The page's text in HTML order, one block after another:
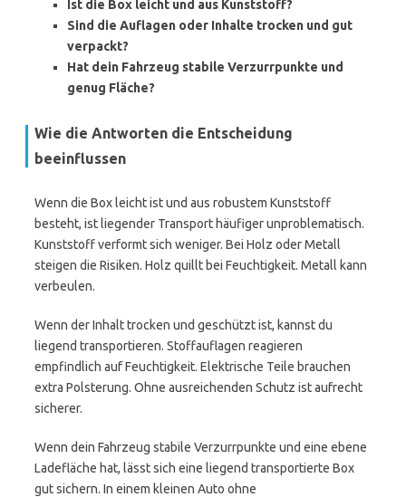
Ist die Box leicht und aus Kunststoff?
Sind die Auflagen oder Inhalte trocken und gut
verpackt?
Hat dein Fahrzeug stabile Verzurrpunkte und
genug Fläche?
Wie die Antworten die Entscheidung
beeinflussen
Wenn die Box leicht ist und aus robustem Kunststoff
besteht, ist liegender Transport häufiger unproblematisch.
Kunststoff verformt sich weniger. Bei Holz oder Metall
steigen die Risiken. Holz quillt bei Feuchtigkeit. Metall kann
verbeulen.
Wenn der Inhalt trocken und geschützt ist, kannst du
liegend transportieren. Stoffauflagen reagieren
empfindlich auf Feuchtigkeit. Elektrische Teile brauchen
extra Polsterung. Ohne ausreichenden Schutz ist aufrecht
sicherer.
Wenn dein Fahrzeug stabile Verzurrpunkte und eine ebene
Ladefläche hat, lässt sich eine liegend transportierte Box
gut sichern. In einem kleinen Auto ohne